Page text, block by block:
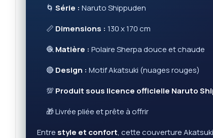
🌀 Série : Naruto Shippuden
📏 Dimensions : 130 x 170 cm
🧶Matière : Polaire Sherpa douce et chaude
🔴 Design : Motif Akatsuki (nuages rouges)
💯 Produit sous licence officielle Naruto
🎁 Livrée pliée et prête à offrir
Entre style et confort, cette couverture